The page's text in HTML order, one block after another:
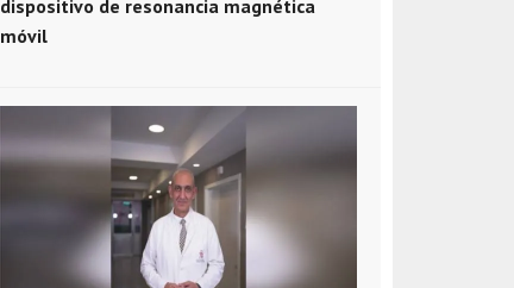
dispositivo de resonancia magnética
móvil